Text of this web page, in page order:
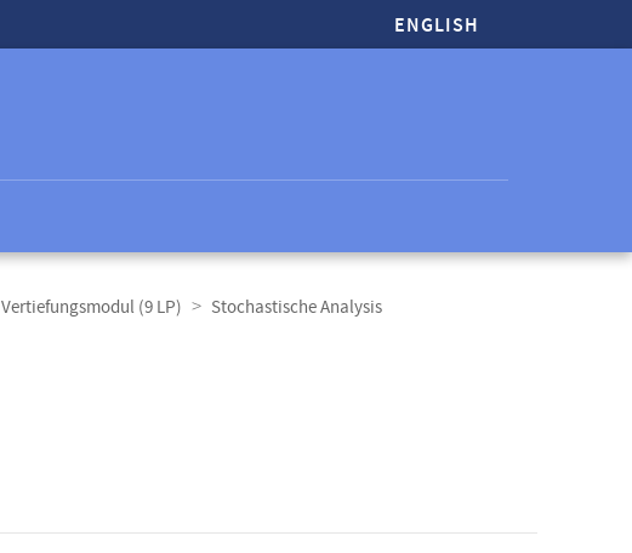
ENGLISH
Vertiefungsmodul (9 LP) Stochastische Analysis